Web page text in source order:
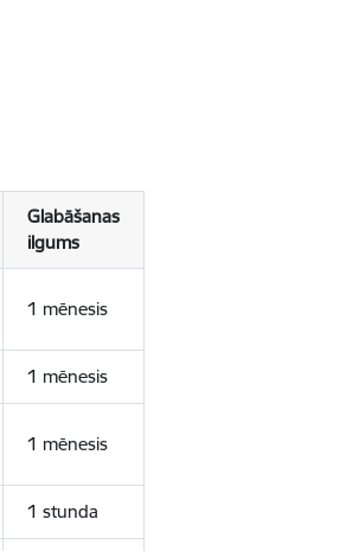
Glabāšanas
ilgums
1 mēnesis
1 mēnesis
1 mēnesis
1 stunda